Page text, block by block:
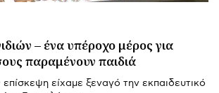
– ένα υπέροχο μέρος για
παραμένουν παιδιά
είχαμε ξεναγό την εκπαιδευτικό